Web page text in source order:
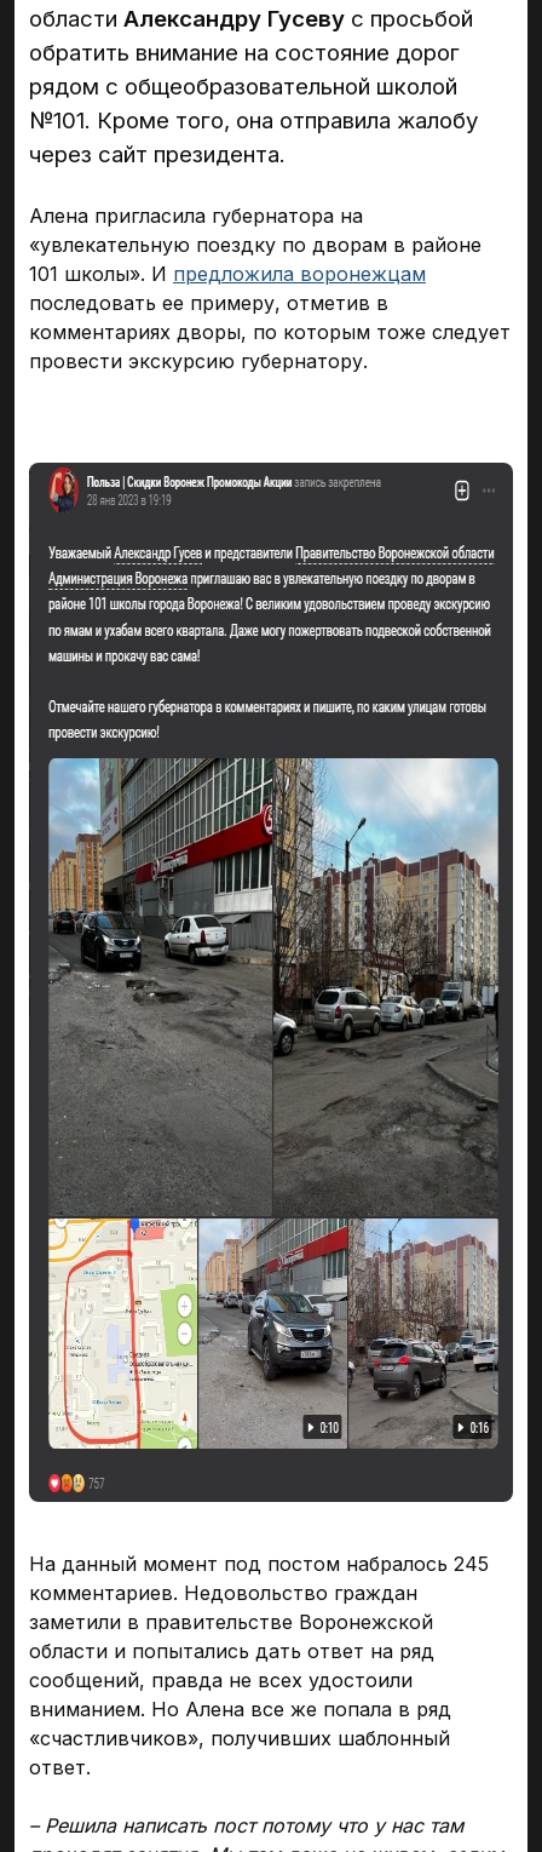
области Александру Гусеву с просьбой
обратить внимание на состояние дорог
рядом с общеобразовательной школой
№101. Кроме того, она отправила жалобу
через сайт президента.
Алена пригласила губернатора на
«увлекательную поездку по дворам в районе
101 школы». И предложила воронежцам
последовать ее примеру, отметив в
комментариях дворы, по которым тоже следует
провести экскурсию губернатору.
На данный момент под постом набралось 245
комментариев. Недовольство граждан
заметили в правительстве Воронежской
области и попытались дать ответ на ряд
сообщений, правда не всех удостоили
вниманием. Но Алена все же попала в ряд
«счастливчиков», получивших шаблонный
ответ.
– Решила написать пост потому что у нас там